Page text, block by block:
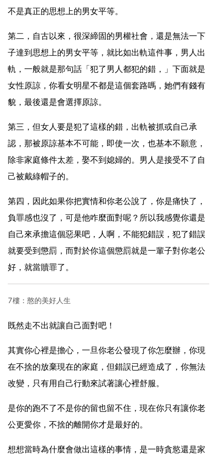
不是真正的思想上的男女平等。
第二，自古以來，很深締固的男權社會，還是無法一下
子達到思想上的男女平等，就比如出軌這件事，男人出
軌，一般就是那句話「犯了男人都犯的錯，」下面就是
女性原諒，你看女明星不都是這個套路嗎，她們有錢有
貌，最後還是會選擇原諒。
第三，但女人要是犯了這樣的錯，出軌被抓或自己承
認，那被原諒基本不可能，即使一次，也基本不願意，
除非家庭條件太差，娶不到媳婦的。男人是接受不了自
己被戴綠帽子的。
第四，因此如果你把實情和你老公說了，你是痛快了，
負罪感也沒了，可是他咋麼面對呢？所以我感覺你還是
自己來承擔這個惡果吧，人啊，不能犯錯誤，犯了錯誤
就要受到懲罰，而對於你這個懲罰就是一輩子對你老公
好，就當贖罪了。
7樓：憨的美好人生
既然走不出就讓自己面對吧！
其實你心裡是擔心，一旦你老公發現了你怎麼辦，你現
在不捨的放棄現在的家庭，但錯誤已經造成了，你無法
改變，只有用自己行動來試著讓心裡舒服。
是你的跑不了不是你的留也留不住，現在你只有讓你老
公更愛你，不捨的離開你才是最好的。
想想當時為什麼會做出這樣的事情，是一時貪慾還是家